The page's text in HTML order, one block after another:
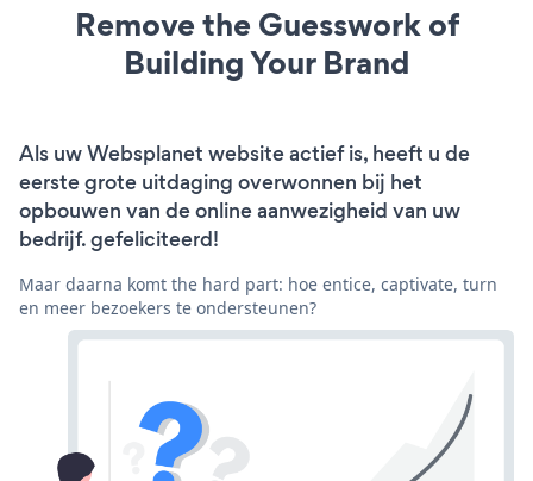
Remove the Guesswork of
Building Your Brand
Als uw Websplanet website actief is, heeft u de
eerste grote uitdaging overwonnen bij het
opbouwen van de online aanwezigheid van uw
bedrijf. gefeliciteerd!
Maar daarna komt the hard part: hoe entice, captivate, turn
en meer bezoekers te ondersteunen?